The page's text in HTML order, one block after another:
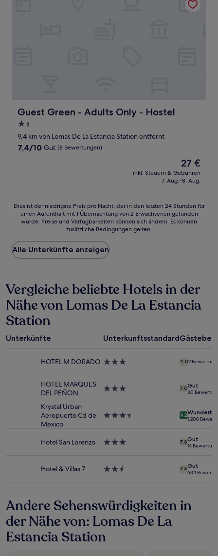
Guest Green - Adults Only - Hostel
Guest Green - Adults Only - Hostel
1.5-
Sterne-
Unterkunft
9,4 km von Lomas De La Estancia Station entfernt
7.4
7,4/10 Gut (8 Bewertungen)
Der
Preis
beträgt
27 €
inkl. Steuern & Gebühren
7. Aug.–8. Aug.
Dies
der
Preis
pro
Nacht,
den
letzten
24 Stunden
für
einen
mit
2 Erwachsenen
Verfügbarkeiten
Bedingungen
Dies ist der niedrigste Preis pro Nacht, der in den letzten 24 Stunden für
einen Aufenthalt mit 1 Übernachtung von 2 Erwachsenen gefunden
wurde. Preise und Verfügbarkeiten können sich ändern. Es können
zusätzliche Bedingungen gelten.
Alle Unterkünfte anzeigen
Vergleiche beliebte Hotels in der
Nähe von Lomas De La Estancia
Station
Unterkünfte Unterkunftsstandard
HOTEL M DORADO 3.0-
4.02
HOTEL MARQUES
DEL PEÑON
3.0-
7.0Gut
30
Krystal Urban
Aeropuerto Cd de
Mexico
3.5-
9.2
1.208
Hotel San Lorenzo
3.0-
7.8Gut
14
Hotel & Villas 7
2.5-
7.8Gut
634
Andere Sehenswürdigkeiten in
der Nähe von: Lomas De La
Estancia Station